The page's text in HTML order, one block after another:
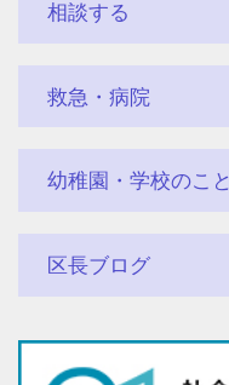
相談する
救急・病院
幼稚園・学校のこと
区長ブログ